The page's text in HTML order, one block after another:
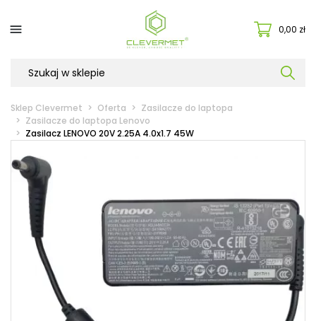
 0,00 zł
Sklep Clevermet Oferta
Zasilacze do laptopa
Zasilacze do laptopa Lenovo
Zasilacz LENOVO 20V 2.25A 4.0x1.7 45W